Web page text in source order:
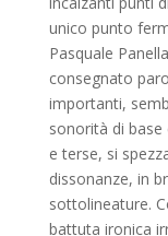
unico punto
Pasquale
consegnato
importanti,
sonorità di
e terse, si
dissonanze, in
sottolineature.
battuta ironica